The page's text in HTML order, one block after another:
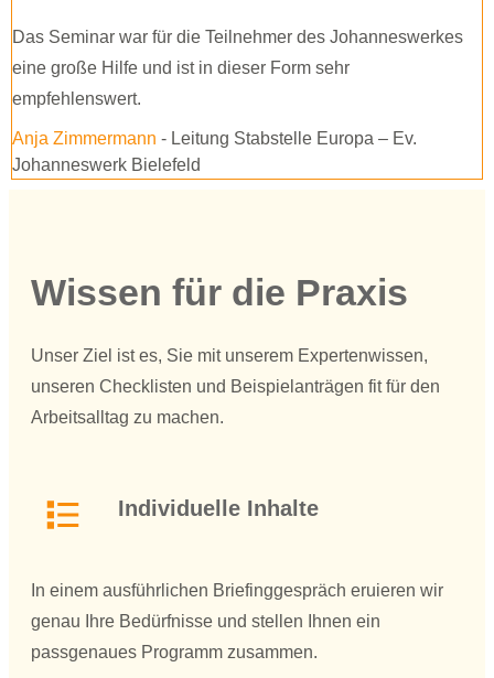
Das Seminar war für die Teilnehmer des Johanneswerkes
eine große Hilfe und ist in dieser Form sehr
empfehlenswert.
Anja Zimmermann - Leitung Stabstelle Europa – Ev.
Johanneswerk Bielefeld
Wissen für die Praxis
Unser Ziel ist es, Sie mit unserem Expertenwissen,
unseren Checklisten und Beispielanträgen fit für den
Arbeitsalltag zu machen.
Individuelle Inhalte
In einem ausführlichen Briefinggespräch eruieren wir
genau Ihre Bedürfnisse und stellen Ihnen ein
passgenaues Programm zusammen.